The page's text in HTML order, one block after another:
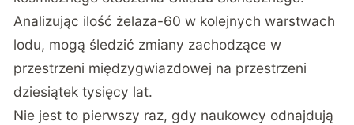
Analizując ilość żelaza-60 w kolejnych warstwach
lodu, mogą śledzić zmiany zachodzące w
przestrzeni międzygwiazdowej na przestrzeni
dziesiątek tysięcy lat.
Nie jest to pierwszy raz, gdy naukowcy odnajdują